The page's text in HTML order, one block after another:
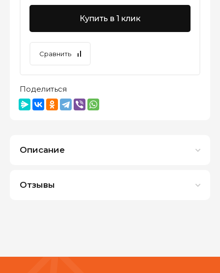
Купить в 1 клик
Сравнить
Поделиться
Описание
Отзывы